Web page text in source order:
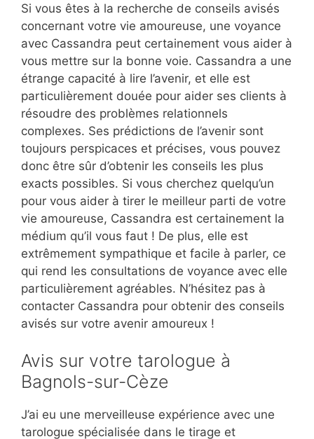
Si vous êtes à la recherche de conseils avisés
concernant votre vie amoureuse, une voyance
avec Cassandra peut certainement vous aider à
vous mettre sur la bonne voie. Cassandra a une
étrange capacité à lire l’avenir, et elle est
particulièrement douée pour aider ses clients à
résoudre des problèmes relationnels
complexes. Ses prédictions de l’avenir sont
toujours perspicaces et précises, vous pouvez
donc être sûr d’obtenir les conseils les plus
exacts possibles. Si vous cherchez quelqu’un
pour vous aider à tirer le meilleur parti de votre
vie amoureuse, Cassandra est certainement la
médium qu’il vous faut ! De plus, elle est
extrêmement sympathique et facile à parler, ce
qui rend les consultations de voyance avec elle
particulièrement agréables. N’hésitez pas à
contacter Cassandra pour obtenir des conseils
avisés sur votre avenir amoureux !
Avis sur votre tarologue à
Bagnols-sur-Cèze
J’ai eu une merveilleuse expérience avec une
tarologue spécialisée dans le tirage et